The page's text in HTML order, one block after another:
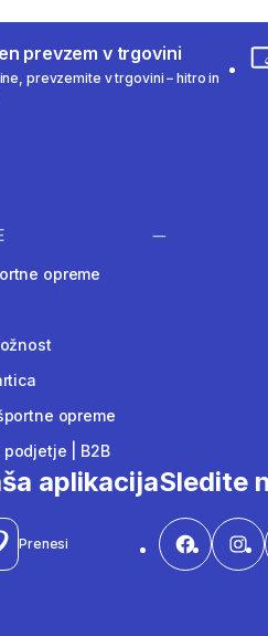
prevzem v trgovini
prevzemite v trgovini – hitro in
opreme
opreme
podjetje | B2B
aplikacija
Prenesi
Sledite